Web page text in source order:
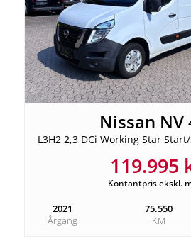
Nissan NV
L3H2 2,3 DCi Working Star
119.995
Kontantpris ekskl.
2021
Årgang
75.550
KM